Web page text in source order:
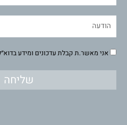
אני מאשר.ת קבלת עדכונים ומידע בדוא״ל
שליחה